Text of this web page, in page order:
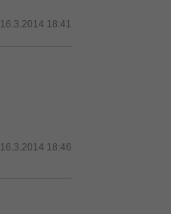
16.3.2014 18:41
16.3.2014 18:46